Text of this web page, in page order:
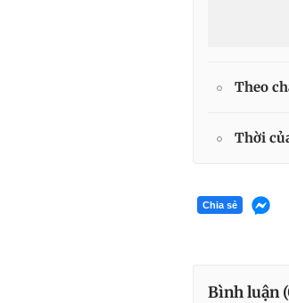
Theo
Thời
Chia sẻ
Bình luận (